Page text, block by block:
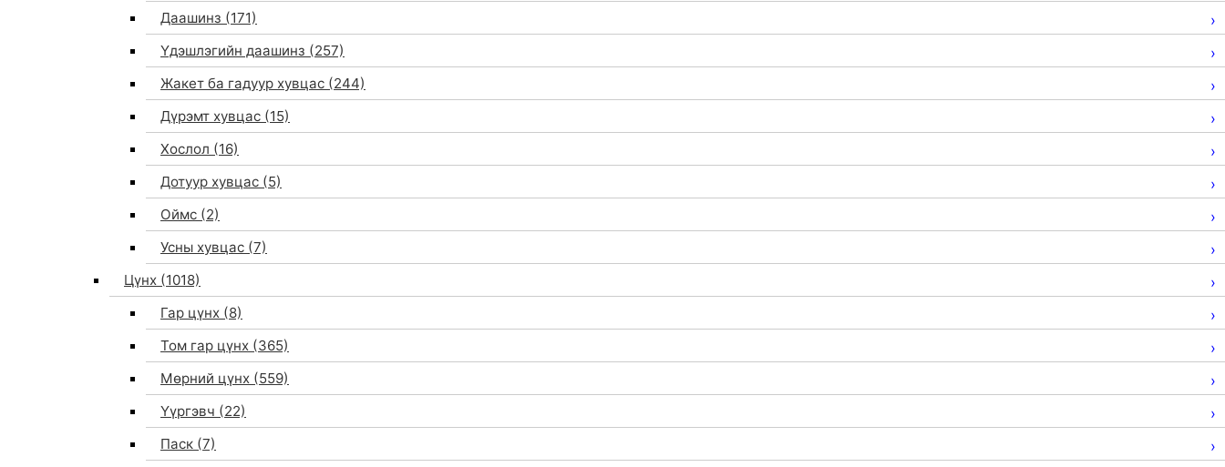
Даашинз (171)
Үдэшлэгийн даашинз (257)
Жакет ба гадуур хувцас (244)
Дүрэмт хувцас (15)
Хослол (16)
Дотуур хувцас (5)
Оймс (2)
Усны хувцас (7)
Цүнх (1018)
Гар цүнх (8)
Том гар цүнх (365)
Мөрний цүнх (559)
Үүргэвч (22)
Паск (7)